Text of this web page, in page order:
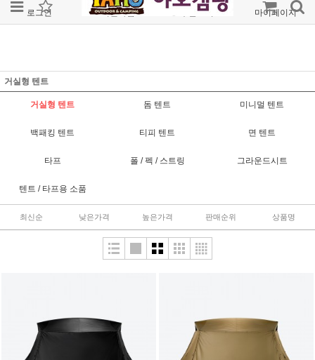
로그인 회원가입 주문조회 마이페이지
거실형 텐트
거실형 텐트 돔 텐트 미니멀 텐트
백패킹 텐트 티피 텐트 면 텐트
타프 폴 / 펙 / 스트링 그라운드시트
텐트 / 타프용 소품
최신순 낮은가격 높은가격 판매순위 상품명